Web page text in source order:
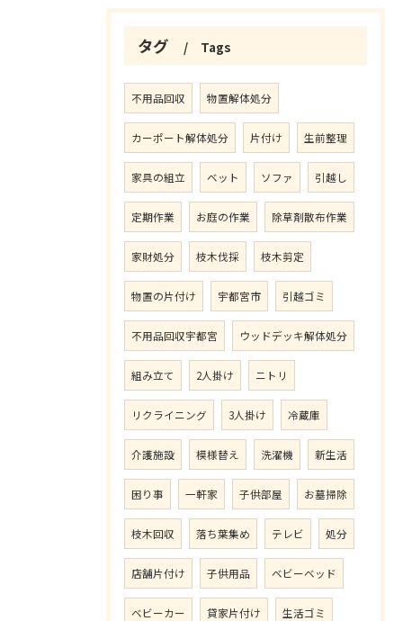
タグ Tags
不用品回収 物置解体処分
カーポート解体処分 片付け 生前整理
家具の組立 ベット ソファ 引越し
定期作業 お庭の作業 除草剤散布作業
家財処分 枝木伐採 枝木剪定
物置の片付け 宇都宮市 引越ゴミ
不用品回収宇都宮 ウッドデッキ解体処分
組み立て 2人掛け ニトリ
リクライニング 3人掛け 冷蔵庫
介護施設 模様替え 洗濯機 新生活
困り事 一軒家 子供部屋 お墓掃除
枝木回収 落ち葉集め テレビ 処分
店舗片付け 子供用品 ベビーベッド
ベビーカー 貸家片付け 生活ゴミ